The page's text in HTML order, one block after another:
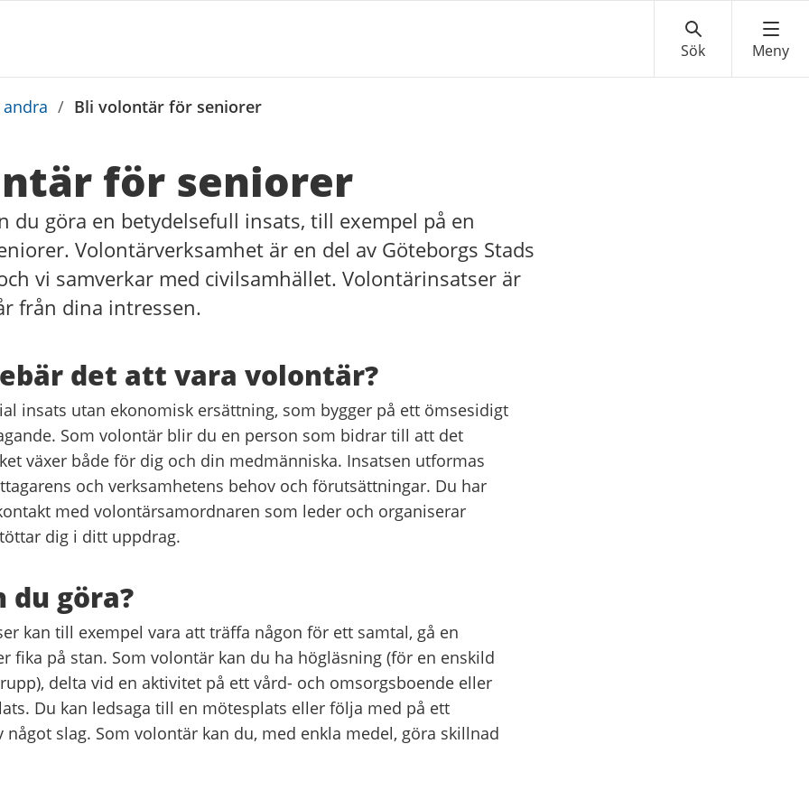
/ Bli volontär för seniorer
för seniorer
du göra en betydelsefull insats, till exempel på en
Volontärverksamhet är en del av Göteborgs Stads
vi samverkar med civilsamhället. Volontärinsatser är
från dina intressen.
det att vara volontär?
insats utan ekonomisk ersättning, som bygger på ett ömsesidigt
Som volontär blir du en person som bidrar till att det
växer både för dig och din medmänniska. Insatsen utformas
och verksamhetens behov och förutsättningar. Du har
med volontärsamordnaren som leder och organiserar
dig i ditt uppdrag.
du göra?
kan till exempel vara att träffa någon för ett samtal, gå en
fika på stan. Som volontär kan du ha högläsning (för en enskild
delta vid en aktivitet på ett vård- och omsorgsboende eller
Du kan ledsaga till en mötesplats eller följa med på ett
något slag. Som volontär kan du, med enkla medel, göra skillnad